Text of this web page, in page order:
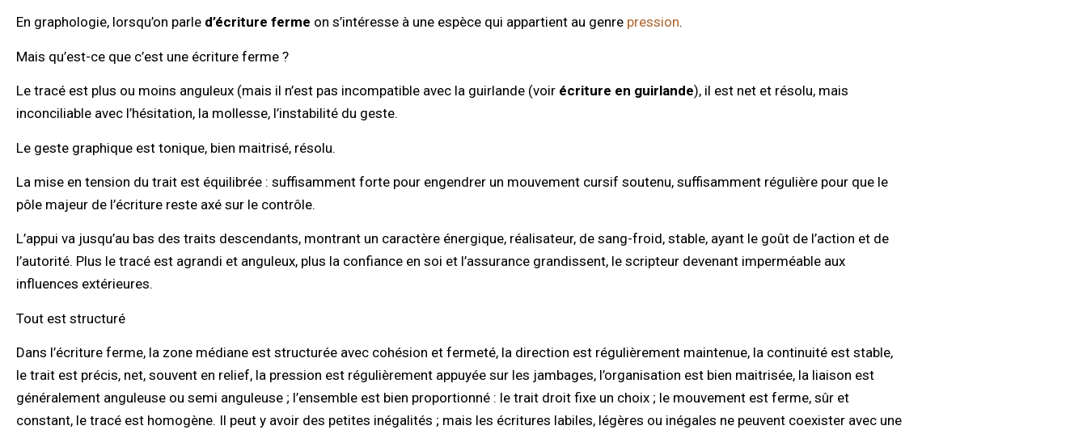
En graphologie, lorsqu’on parle d’écriture ferme on s’intéresse à une espèce qui appartient au genre pression.
Mais qu’est-ce que c’est une écriture ferme ?
Le tracé est plus ou moins anguleux (mais il n’est pas incompatible avec la guirlande (voir écriture en guirlande), il est net et résolu, mais
inconciliable avec l’hésitation, la mollesse, l’instabilité du geste.
Le geste graphique est tonique, bien maitrisé, résolu.
La mise en tension du trait est équilibrée : suffisamment forte pour engendrer un mouvement cursif soutenu, suffisamment régulière pour que le
pôle majeur de l’écriture reste axé sur le contrôle.
L’appui va jusqu’au bas des traits descendants, montrant un caractère énergique, réalisateur, de sang-froid, stable, ayant le goût de l’action et de
l’autorité. Plus le tracé est agrandi et anguleux, plus la confiance en soi et l’assurance grandissent, le scripteur devenant imperméable aux
influences extérieures.
Tout est structuré
Dans l’écriture ferme, la zone médiane est structurée avec cohésion et fermeté, la direction est régulièrement maintenue, la continuité est stable,
le trait est précis, net, souvent en relief, la pression est régulièrement appuyée sur les jambages, l’organisation est bien maitrisée, la liaison est
généralement anguleuse ou semi anguleuse ; l’ensemble est bien proportionné : le trait droit fixe un choix ; le mouvement est ferme, sûr et
constant, le tracé est homogène. Il peut y avoir des petites inégalités ; mais les écritures labiles, légères ou inégales ne peuvent coexister avec une